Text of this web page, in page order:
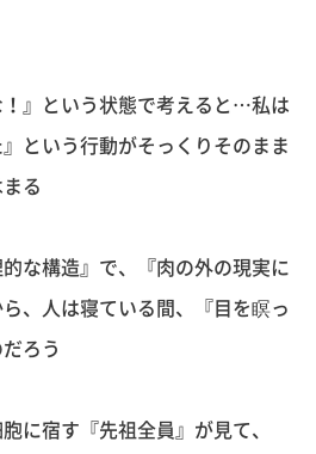
！』という状態で考えると…私は
という行動がそっくりそのまま
る
な構造』で、『肉の外の現実に
、人は寝ている間、『目を瞑っ
ろう
に宿す『先祖全員』が見て、